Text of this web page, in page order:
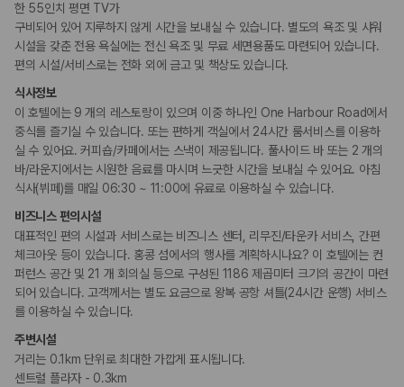
액티비티
수영장
키즈
장난감
어린이 수영장
돌봄 서비스
유모차
비즈니스
비즈니스 센터
회의공간
연회장
장애인 편의시설
휠체어로 이용 가능
흡연 시설
지정 흡연 구역
한 55인치 평면 TV가
구비되어 있어 지루하지 않게 시간을 보내실 수 있습니다. 별도의 욕조 및 샤워
시설을 갖춘 전용 욕실에는 전신 욕조 및 무료 세면용품도 마련되어 있습니다.
편의 시설/서비스로는 전화 외에 금고 및 책상도 있습니다.
식사정보
이 호텔에는 9 개의 레스토랑이 있으며 이중 하나인 One Harbour Road에서
중식를 즐기실 수 있습니다. 또는 편하게 객실에서 24시간 룸서비스를 이용하
실 수 있어요. 커피숍/카페에서는 스낵이 제공됩니다. 풀사이드 바 또는 2 개의
바/라운지에서는 시원한 음료를 마시며 느긋한 시간을 보내실 수 있어요. 아침
식사(뷔페)를 매일 06:30 ~ 11:00에 유료로 이용하실 수 있습니다.
비즈니스 편의시설
대표적인 편의 시설과 서비스로는 비즈니스 센터, 리무진/타운카 서비스, 간편
체크아웃 등이 있습니다. 홍콩 섬에서의 행사를 계획하시나요? 이 호텔에는 컨
퍼런스 공간 및 21 개 회의실 등으로 구성된 1186 제곱미터 크기의 공간이 마련
되어 있습니다. 고객께서는 별도 요금으로 왕복 공항 셔틀(24시간 운행) 서비스
를 이용하실 수 있습니다.
주변시설
거리는 0.1km 단위로 최대한 가깝게 표시됩니다.
센트럴 플라자 - 0.3km